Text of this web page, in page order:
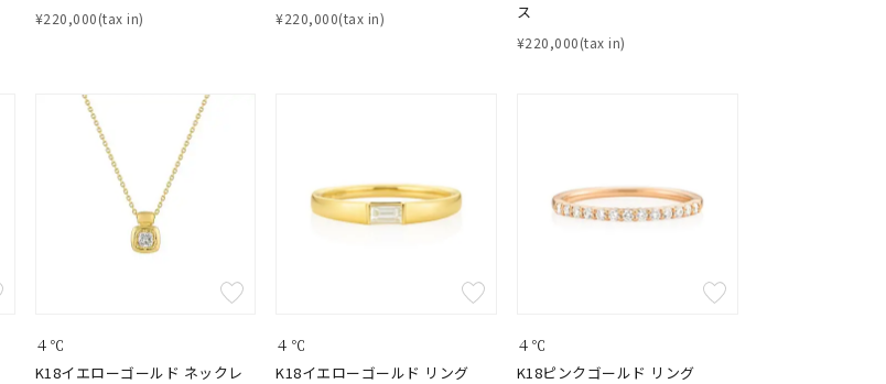
フラワー
パープル
ー
カジュアル
気分転換
腕周りジュエリー ペアジュエリー
ベストセレクション
¥220,000(tax in) ¥220,000(tax in)
ス
¥220,000(tax in)
４℃
K18イエローゴールド ネックレ
４℃
K18イエローゴールド リング
４℃
K18ピンクゴールド リング